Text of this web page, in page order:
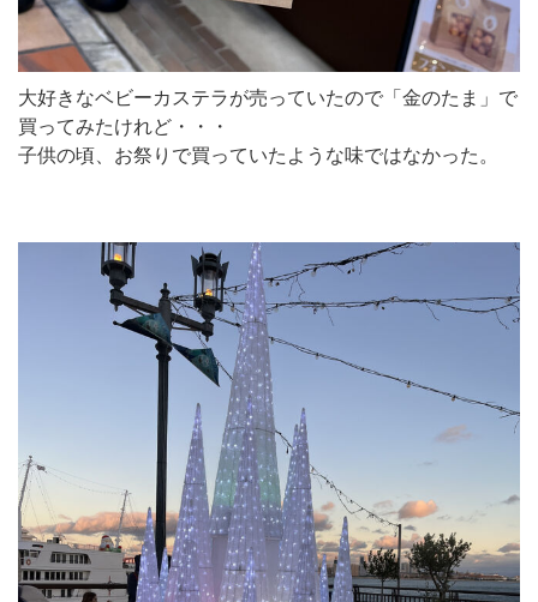
大好きなベビーカステラが売っていたので「金のたま」で
買ってみたけれど・・・
子供の頃、お祭りで買っていたような味ではなかった。